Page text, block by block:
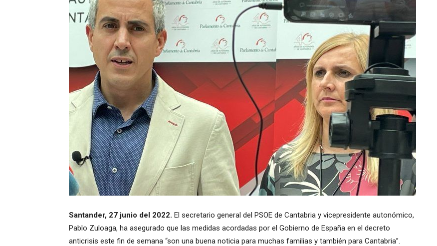
Santander, 27 junio del 2022. El secretario general del PSOE de Cantabria y vicepresidente autonómico,
Pablo Zuloaga, ha asegurado que las medidas acordadas por el Gobierno de España en el decreto
anticrisis este fin de semana “son una buena noticia para muchas familias y también para Cantabria”.